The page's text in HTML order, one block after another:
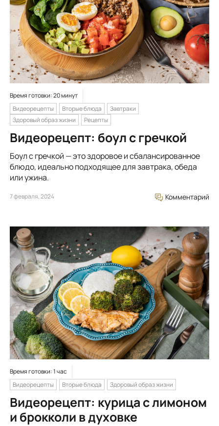
Время готовки: 20 минут
Видеорецепты
Вторые блюда
Завтраки
Здоровый образ жизни
Рецепты
Видеорецепт: боул с гречкой
Боул с гречкой — это здоровое и сбалансированное
блюдо, идеально подходящее для завтрака, обеда
или ужина.
7 февраля, 2024 Комментарий
Время готовки: 1 час
Видеорецепты
Вторые блюда Здоровый образ жизни
Видеорецепт: курица с лимоном
и брокколи в духовке